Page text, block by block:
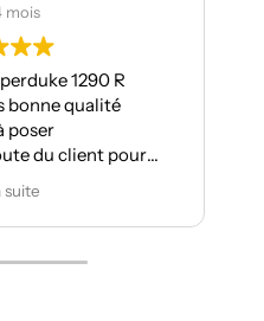
mois
1290 R
bonne qualité
poser
du client pour
suite